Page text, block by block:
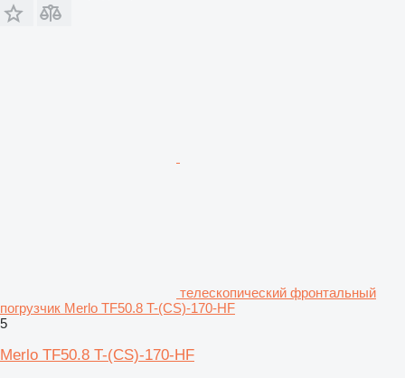
телескопический фронтальный
погрузчик Merlo TF50.8 T-(CS)-170-HF
5
Merlo TF50.8 T-(CS)-170-HF